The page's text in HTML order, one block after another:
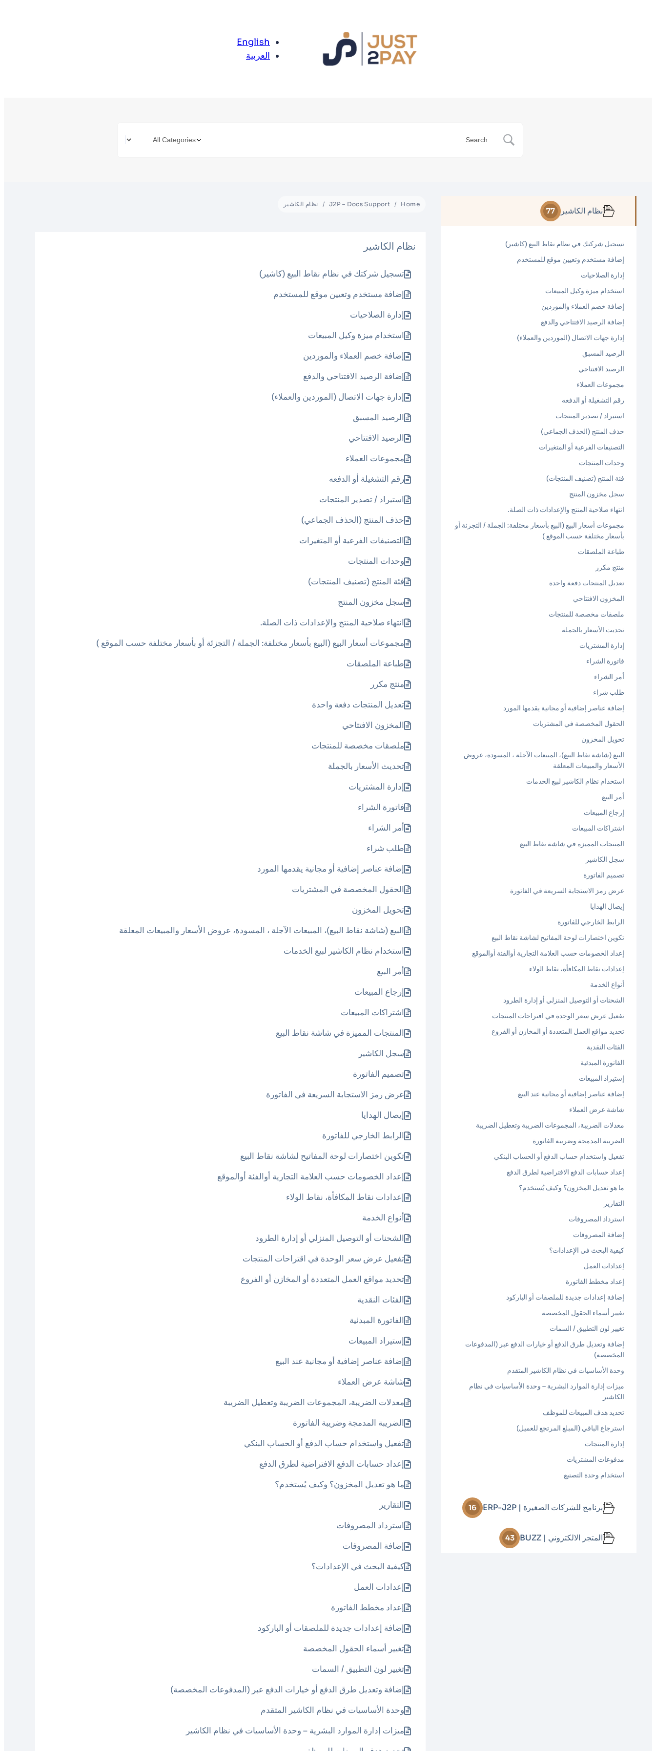
English
العربية
نظام الكاشير 77
تسجيل شركتك في نظام نقاط البيع (كاشير)
إضافة مستخدم وتعيين موقع للمستخدم
إدارة الصلاحيات
استخدام ميزة وكيل المبيعات
إضافة خصم العملاء والموردين
إضافة الرصيد الافتتاحي والدفع
إدارة جهات الاتصال (الموردين والعملاء)
الرصيد المسبق
الرصيد الافتتاحي
مجموعات العملاء
رقم التشغيلة أو الدفعه
استيراد / تصدير المنتجات
حذف المنتج (الحذف الجماعي)
التصنيفات الفرعية أو المتغيرات
وحدات المنتجات
فئة المنتج (تصنيف المنتجات)
سجل مخزون المنتج
انتهاء صلاحية المنتج والإعدادات ذات الصلة.
مجموعات أسعار البيع (البيع بأسعار مختلفة: الجملة / التجزئة أو
بأسعار مختلفة حسب الموقع )
طباعة الملصقات
منتج مكرر
تعديل المنتجات دفعة واحدة
المخزون الافتتاحي
ملصقات مخصصة للمنتجات
تحديث الأسعار بالجملة
إدارة المشتريات
فاتورة الشراء
أمر الشراء
طلب شراء
إضافة عناصر إضافية أو مجانية يقدمها المورد
الحقول المخصصة في المشتريات
تحويل المخزون
البيع (شاشة نقاط البيع)، المبيعات الآجلة ، المسودة، عروض
الأسعار والمبيعات المعلقة
استخدام نظام الكاشير لبيع الخدمات
أمر البيع
إرجاع المبيعات
اشتراكات المبيعات
المنتجات المميزة في شاشة نقاط البيع
سجل الكاشير
تصميم الفاتورة
عرض رمز الاستجابة السريعة في الفاتورة
إيصال الهدايا
الرابط الخارجي للفاتورة
تكوين اختصارات لوحة المفاتيح لشاشة نقاط البيع
إعداد الخصومات حسب العلامة التجارية أوالفئة أوالموقع
إعدادات نقاط المكافأة، نقاط الولاء
أنواع الخدمة
الشحنات أو التوصيل المنزلي أو إدارة الطرود
تفعيل عرض سعر الوحدة في اقتراحات المنتجات
تحديد مواقع العمل المتعددة أو المخازن أو الفروع
الفئات النقدية
الفاتورة المبدئية
إستيراد المبيعات
إضافة عناصر إضافية أو مجانية عند البيع
شاشة عرض العملاء
معدلات الضريبة، المجموعات الضريبة وتعطيل الضريبة
الضريبة المدمجة وضريبة الفاتورة
تفعيل واستخدام حساب الدفع أو الحساب البنكي
إعداد حسابات الدفع الافتراضية لطرق الدفع
ما هو تعديل المخزون؟ وكيف يُستخدم؟
التقارير
استرداد المصروفات
إضافة المصروفات
كيفية البحث في الإعدادات؟
إعدادات العمل
إعداد مخطط الفاتورة
إضافة إعدادات جديدة للملصقات أو الباركود
تغيير أسماء الحقول المخصصة
تغيير لون التطبيق / السمات
إضافة وتعديل طرق الدفع أو خيارات الدفع عبر (المدفوعات
المخصصة)
وحدة الأساسيات في نظام الكاشير المتقدم
ميزات إدارة الموارد البشرية – وحدة الأساسيات في نظام
الكاشير
تحديد هدف المبيعات للموظف
استرجاع الباقي (المبلغ المرتجع للعميل)
إدارة المنتجات
مدفوعات المشتريات
استخدام وحدة التصنيع
برنامج للشركات الصغيرة | ERP-J2P 16
المتجر الالكتروني | BUZZ 43
Home
J2P – Docs Support نظام الكاشير
نظام الكاشير
تسجيل شركتك في نظام نقاط البيع (كاشير)
إضافة مستخدم وتعيين موقع للمستخدم
إدارة الصلاحيات
استخدام ميزة وكيل المبيعات
إضافة خصم العملاء والموردين
إضافة الرصيد الافتتاحي والدفع
إدارة جهات الاتصال (الموردين والعملاء)
الرصيد المسبق
الرصيد الافتتاحي
مجموعات العملاء
رقم التشغيلة أو الدفعه
استيراد / تصدير المنتجات
حذف المنتج (الحذف الجماعي)
التصنيفات الفرعية أو المتغيرات
وحدات المنتجات
فئة المنتج (تصنيف المنتجات)
سجل مخزون المنتج
انتهاء صلاحية المنتج والإعدادات ذات الصلة.
مجموعات أسعار البيع (البيع بأسعار مختلفة: الجملة / التجزئة أو بأسعار مختلفة حسب الموقع )
طباعة الملصقات
منتج مكرر
تعديل المنتجات دفعة واحدة
المخزون الافتتاحي
ملصقات مخصصة للمنتجات
تحديث الأسعار بالجملة
إدارة المشتريات
فاتورة الشراء
أمر الشراء
طلب شراء
إضافة عناصر إضافية أو مجانية يقدمها المورد
الحقول المخصصة في المشتريات
تحويل المخزون
البيع (شاشة نقاط البيع)، المبيعات الآجلة ، المسودة، عروض الأسعار والمبيعات المعلقة
استخدام نظام الكاشير لبيع الخدمات
أمر البيع
إرجاع المبيعات
اشتراكات المبيعات
المنتجات المميزة في شاشة نقاط البيع
سجل الكاشير
تصميم الفاتورة
عرض رمز الاستجابة السريعة في الفاتورة
إيصال الهدايا
الرابط الخارجي للفاتورة
تكوين اختصارات لوحة المفاتيح لشاشة نقاط البيع
إعداد الخصومات حسب العلامة التجارية أوالفئة أوالموقع
إعدادات نقاط المكافأة، نقاط الولاء
أنواع الخدمة
الشحنات أو التوصيل المنزلي أو إدارة الطرود
تفعيل عرض سعر الوحدة في اقتراحات المنتجات
تحديد مواقع العمل المتعددة أو المخازن أو الفروع
الفئات النقدية
الفاتورة المبدئية
إستيراد المبيعات
إضافة عناصر إضافية أو مجانية عند البيع
شاشة عرض العملاء
معدلات الضريبة، المجموعات الضريبة وتعطيل الضريبة
الضريبة المدمجة وضريبة الفاتورة
تفعيل واستخدام حساب الدفع أو الحساب البنكي
إعداد حسابات الدفع الافتراضية لطرق الدفع
ما هو تعديل المخزون؟ وكيف يُستخدم؟
التقارير
استرداد المصروفات
إضافة المصروفات
كيفية البحث في الإعدادات؟
إعدادات العمل
إعداد مخطط الفاتورة
إضافة إعدادات جديدة للملصقات أو الباركود
تغيير أسماء الحقول المخصصة
تغيير لون التطبيق / السمات
إضافة وتعديل طرق الدفع أو خيارات الدفع عبر (المدفوعات المخصصة)
وحدة الأساسيات في نظام الكاشير المتقدم
ميزات إدارة الموارد البشرية – وحدة الأساسيات في نظام الكاشير